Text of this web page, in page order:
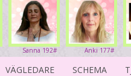
Anki 177#
Sanna 192#
VÄGLEDARE SCHEMA